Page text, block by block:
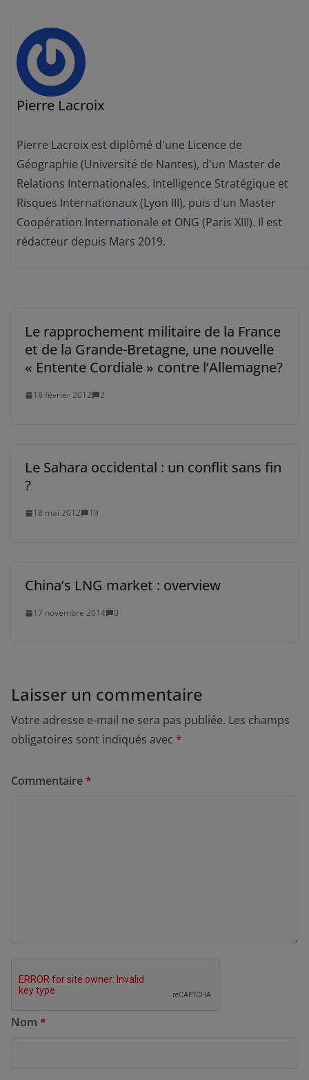
Pierre Lacroix
Pierre Lacroix est diplômé d'une Licence de
Géographie (Université de Nantes), d'un Master de
Relations Internationales, Intelligence Stratégique et
Risques Internationaux (Lyon III), puis d'un Master
Coopération Internationale et ONG (Paris XIII). Il est
rédacteur depuis Mars 2019.
Le rapprochement militaire de la France
et de la Grande-Bretagne, une nouvelle
« Entente Cordiale » contre l’Allemagne?
18 février 2012 2
Le Sahara occidental : un conflit sans fin
?
18 mai 2012 19
China’s LNG market : overview
17 novembre 2014 0
Laisser un commentaire
Votre adresse e-mail ne sera pas publiée. Les champs
obligatoires sont indiqués avec *
Commentaire*
Nom *